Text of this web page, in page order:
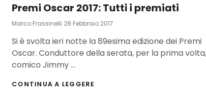
Premi Oscar 2017: Tutti i premiati
Marco Frassinelli Posted
28 Febbraio 2017
Si è svolta ieri notte la 89esima edizione dei Premi
Oscar. Conduttore della serata, per la prima
comico Jimmy …
CONTINUA A LEGGERE